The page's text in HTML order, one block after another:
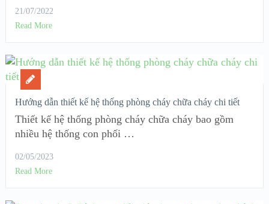
21/07/2022
Read More
Hướng dẫn thiết kế hệ thống phòng cháy chữa cháy chi tiết
Thiết kế hệ thống phòng cháy chữa cháy bao gồm
nhiều hệ thống con phối …
02/05/2023
Read More